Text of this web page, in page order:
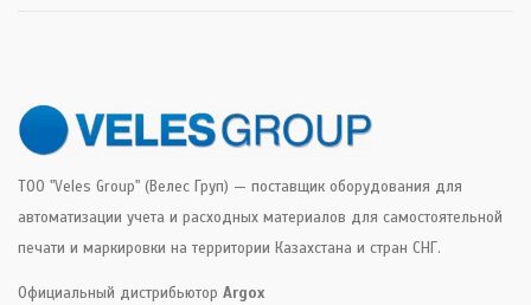
ТОО "Veles Group" (Велес Груп) — поставщик оборудования для
автоматизации учета и расходных материалов для самостоятельной
печати и маркировки на территории Казахстана и стран СНГ.
Официальный дистрибьютор Argox